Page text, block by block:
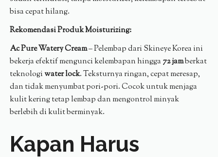
bisa cepat hilang.
Rekomendasi Produk Moisturizing:
Ac Pure Watery Cream– Pelembap dari Skineye Korea ini
bekerja efektif mengunci kelembapan hingga 72 jamberkat
teknologiwater lock. Teksturnya ringan, cepat meresap,
dan tidak menyumbat pori-pori. Cocok untuk menjaga
kulit kering tetap lembap dan mengontrol minyak
berlebih di kulit berminyak.
Kapan Harus